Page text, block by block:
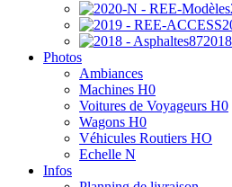
Photos
Ambiances
Machines H0
Voitures de Voyageurs H0
Wagons H0
Véhicules Routiers HO
Echelle N
Infos